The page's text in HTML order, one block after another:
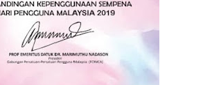
19 Orang, RM1,131
Nasi Daging Bakar Femes di ...
Kuning
Vaganza 2